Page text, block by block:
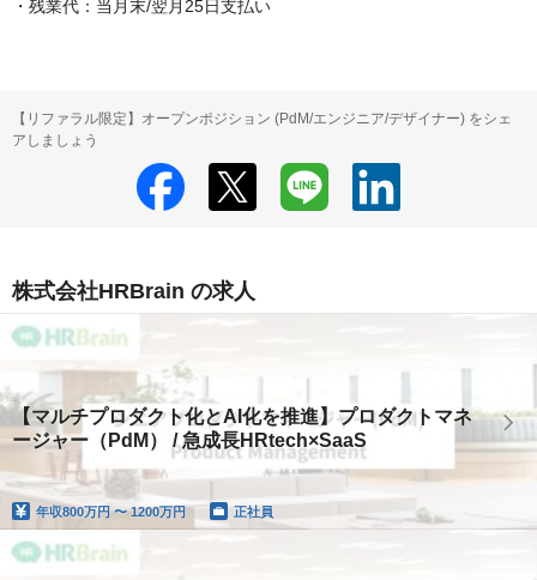
・残業代：当月末/翌月25日支払い
【リファラル限定】オープンポジション (PdM/エンジニア/デザイナー) をシェ
アしましょう
株式会社HRBrain の求人
【マルチプロダクト化とAI化を推進】プロダクトマネ
ージャー（PdM） / 急成長HRtech×SaaS
年収800万円 〜 1200万円 正社員